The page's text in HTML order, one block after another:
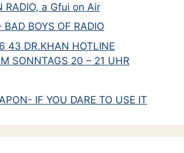
RADIO, a Gfui on Air
BAD BOYS OF RADIO
43 DR.KHAN HOTLINE
SONNTAGS 20 – 21 UHR
IF YOU DARE TO USE IT